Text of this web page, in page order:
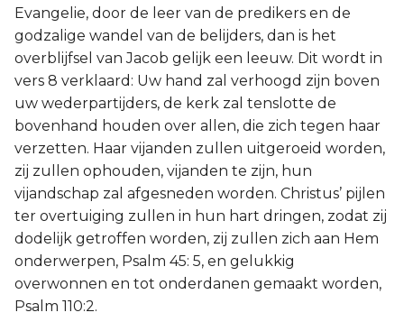
Evangelie, door de leer van de predikers en de
godzalige wandel van de belijders, dan is het
overblijfsel van Jacob gelijk een leeuw. Dit wordt in
vers 8 verklaard: Uw hand zal verhoogd zijn boven
uw wederpartijders, de kerk zal tenslotte de
bovenhand houden over allen, die zich tegen haar
verzetten. Haar vijanden zullen uitgeroeid worden,
zij zullen ophouden, vijanden te zijn, hun
vijandschap zal afgesneden worden. Christus’ pijlen
ter overtuiging zullen in hun hart dringen, zodat zij
dodelijk getroffen worden, zij zullen zich aan Hem
onderwerpen, Psalm 45: 5, en gelukkig
overwonnen en tot onderdanen gemaakt worden,
Psalm 110:2.